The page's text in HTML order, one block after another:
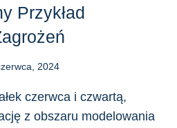
Przykład
2024
czerwca i czwartą,
z obszaru modelowania